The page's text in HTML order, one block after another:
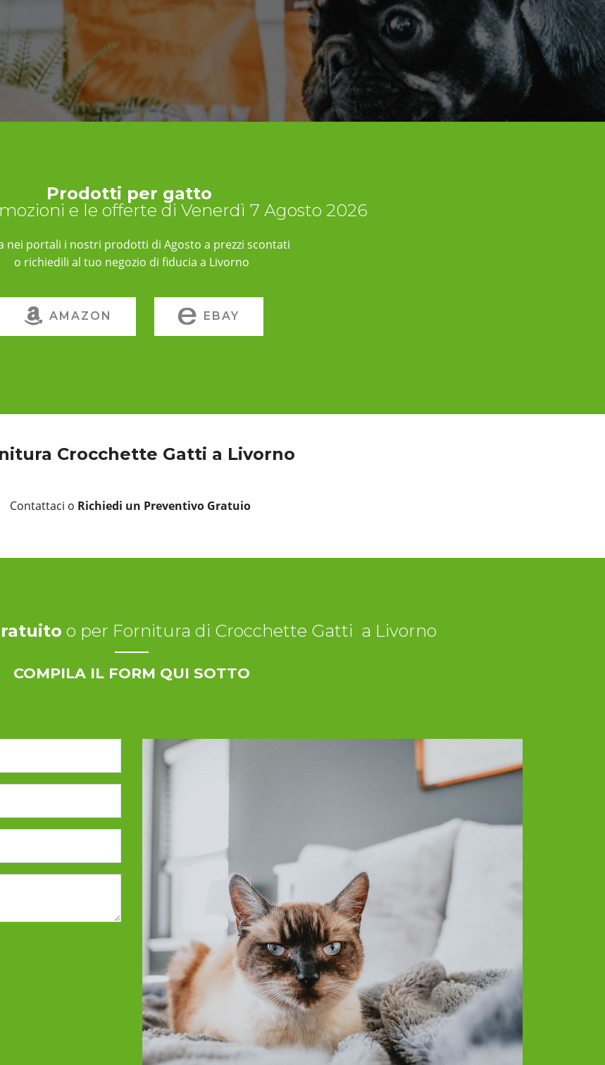
Prodotti per gatto
e le offerte di Venerdì 7 Agosto 2026
nei portali i nostri prodotti di Agosto a prezzi scontati
o richiedili al tuo negozio di fiducia a Livorno
AMAZON EBAY
Crocchette Gatti a Livorno
Contattaci o Richiedi un Preventivo Gratuio
o per Fornitura di Crocchette Gatti a Livorno
COMPILA IL FORM QUI SOTTO